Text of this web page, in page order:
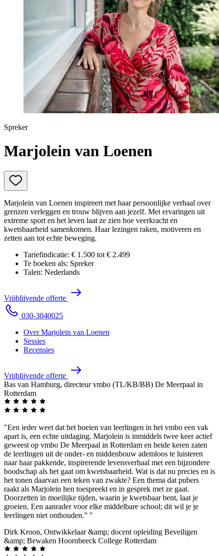
Samenwerken
Technologie & Innovatie
Toekomst van werk
Trendwatchers
WK & EK Voetbal
Zorg
Spreker
Marjolein van Loenen
Marjolein van Loenen inspireert met haar persoonlijke verhaal over
grenzen verleggen en trouw blijven aan jezelf. Met ervaringen uit
extreme sport en het leven laat ze zien hoe veerkracht en
kwetsbaarheid samenkomen. Haar lezingen raken, motiveren en
zetten aan tot echte beweging.
Tariefindicatie: € 1.500 tot € 2.499
Te boeken als: Spreker
Talen: Nederlands
Vrijblijvende offerte
030-3040025
Over Marjolein van Loenen
Sessies
Recensies
Vrijblijvende offerte
Bas van Hamburg, directeur vmbo (TL/KB/BB) De Meerpaal in
Rotterdam
"Een ieder weet dat het boeien van leerlingen in het vmbo een vak
apart is, een echte uitdaging. Marjolein is inmiddels twee keer actief
geweest op vmbo De Meerpaal in Rotterdam en beide keren zaten
de leerlingen uit de onder- en middenbouw ademloos te luisteren
naar haar pakkende, inspirerende levensverhaal met een bijzondere
boodschap als het gaat om kwetsbaarheid. Wat is dat nu precies en is
het tonen daarvan een teken van zwakte? Een thema dat pubers
raakt als Marjolein hen toespreekt en in gesprek met ze gaat.
Doorzetten in moeilijke tijden, waarin je kwetsbaar bent, laat je
groeien. Een aanrader voor elke middelbare school; dit wil je je
leerlingen niet onthouden.” "
Dirk Kroon, Ontwikkelaar &amp; docent opleiding Beveiligen
&amp; Bewaken Hoornbeeck College Rotterdam